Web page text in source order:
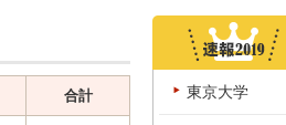
合計 東京大学